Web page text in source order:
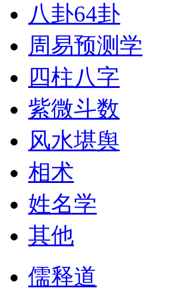
八卦64卦
周易预测学
四柱八字
紫微斗数
风水堪舆
相术
姓名学
其他
儒释道